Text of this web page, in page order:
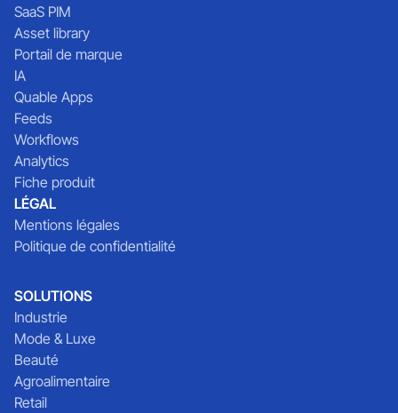
SaaS PIM
Asset library
Portail de marque
IA
Quable Apps
Feeds
Workflows
Analytics
Fiche produit
LÉGAL
Mentions légales
Politique de confidentialité
SOLUTIONS
Industrie
Mode & Luxe
Beauté
Agroalimentaire
Retail